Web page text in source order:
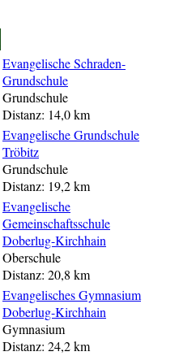
Evangelische Schraden-
Grundschule
Grundschule
Distanz: 14,0 km
Evangelische Grundschule
Tröbitz
Grundschule
Distanz: 19,2 km
Evangelische
Gemeinschaftsschule
Doberlug-Kirchhain
Oberschule
Distanz: 20,8 km
Evangelisches Gymnasium
Doberlug-Kirchhain
Gymnasium
Distanz: 24,2 km